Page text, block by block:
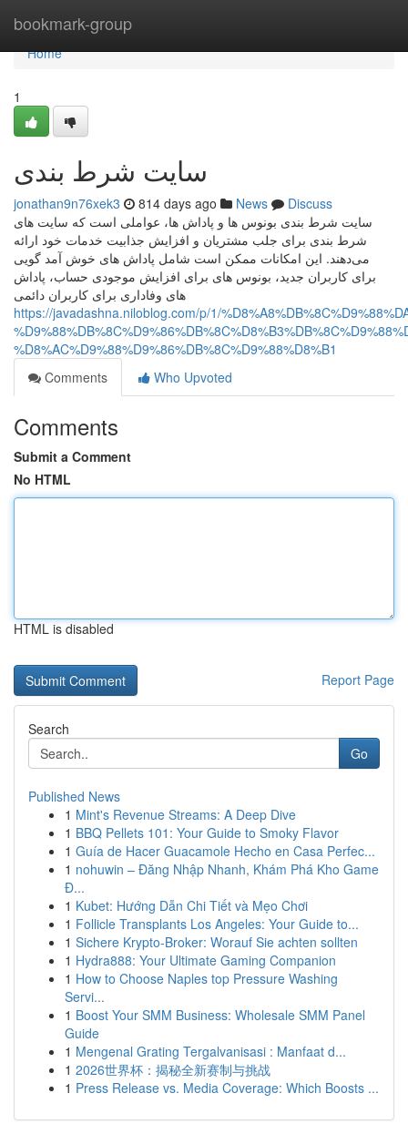
bookmark-group
Home
Home
1
سایت شرط بندی
jonathan9n76xek3 814 days ago News
Discuss
سایت شرط بندی بونوس‌ ها و پاداش‌ ها، عواملی است که سایت‌ های
شرط بندی برای جلب مشتریان و افزایش جذابیت خدمات خود ارائه
می‌دهند. این امکانات ممکن است شامل پاداش‌ های خوش‌ آمد گویی
برای کاربران جدید، بونوس‌ های برای افزایش موجودی حساب، پاداش‌
های وفاداری برای کاربران دائمی
https://javadashna.niloblog.com/p/1/
%D8%AC%D9%88%D9%86%DB%8C%D9%88%D8%B1
Comments
Who Upvoted
Comments
Submit a Comment
No HTML
HTML is disabled
Report Page
Search
Go
Published News
1 Mint's Revenue Streams: A Deep Dive
1 BBQ Pellets 101: Your Guide to Smoky Flavor
1 Guía de Hacer Guacamole Hecho en Casa Perfec...
1 nohuwin – Đăng Nhập Nhanh, Khám Phá Kho Game
Đ...
1 Kubet: Hướng Dẫn Chi Tiết và Mẹo Chơi
1 Follicle Transplants Los Angeles: Your Guide to...
1 Sichere Krypto-Broker: Worauf Sie achten sollten
1 Hydra888: Your Ultimate Gaming Companion
1 How to Choose Naples top Pressure Washing
Servi...
1 Boost Your SMM Business: Wholesale SMM Panel
Guide
1 Mengenal Grating Tergalvanisasi : Manfaat d...
1 2026世界杯：揭秘全新赛制与挑战
1 Press Release vs. Media Coverage: Which Boosts ...